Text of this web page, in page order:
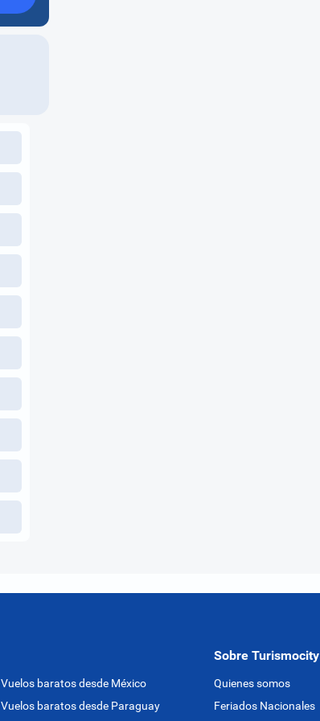
Vuelos baratos desde México
Vuelos baratos desde Paraguay
Sobre Turismocity
Quienes somos
Feriados Nacionales